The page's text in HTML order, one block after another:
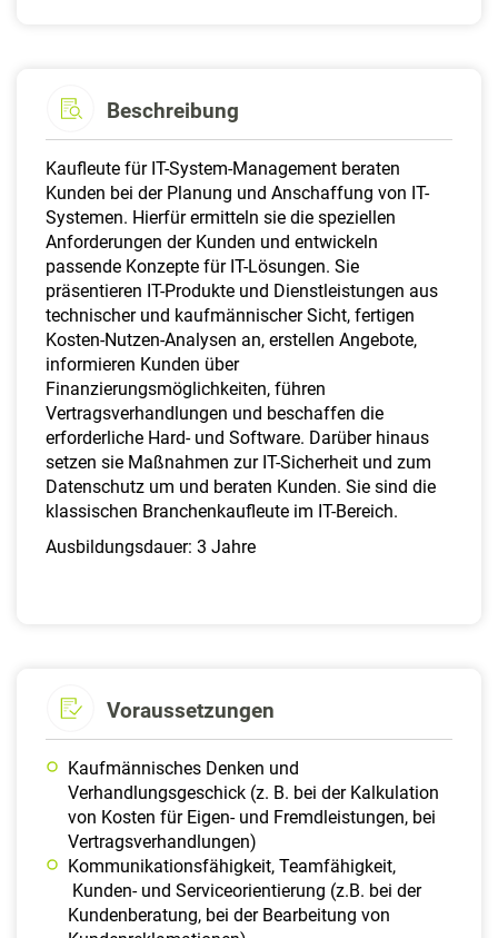
Beschreibung
Kaufleute für IT-System-Management beraten
Kunden bei der Planung und Anschaffung von IT-
Systemen. Hierfür ermitteln sie die speziellen
Anforderungen der Kunden und entwickeln
passende Konzepte für IT-Lösungen. Sie
präsentieren IT-Produkte und Dienstleistungen aus
technischer und kaufmännischer Sicht, fertigen
Kosten-Nutzen-Analysen an, erstellen Angebote,
informieren Kunden über
Finanzierungsmöglichkeiten, führen
Vertragsverhandlungen und beschaffen die
erforderliche Hard- und Software. Darüber hinaus
setzen sie Maßnahmen zur IT-Sicherheit und zum
Datenschutz um und beraten Kunden. Sie sind die
klassischen Branchenkaufleute im IT-Bereich.
Ausbildungsdauer: 3 Jahre
Voraussetzungen
Kaufmännisches Denken und
Verhandlungsgeschick (z. B. bei der Kalkulation
von Kosten für Eigen- und Fremdleistungen, bei
Vertragsverhandlungen)
Kommunikationsfähigkeit, Teamfähigkeit,
Kunden- und Serviceorientierung (z.B. bei der
Kundenberatung, bei der Bearbeitung von